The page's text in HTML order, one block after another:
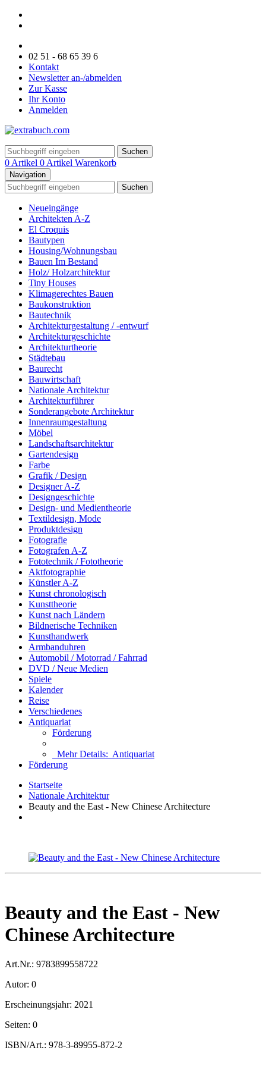
02 51 - 68 65 39 6
Kontakt
Newsletter an-/abmelden
Zur Kasse
Ihr Konto
Anmelden
Suchen
0 Artikel 0 Artikel Warenkorb
Navigation
Suchen
Neueingänge
Architekten A-Z
El Croquis
Bautypen
Housing/Wohnungsbau
Bauen Im Bestand
Holz/ Holzarchitektur
Tiny Houses
Klimagerechtes Bauen
Baukonstruktion
Bautechnik
Architekturgestaltung / -entwurf
Architekturgeschichte
Architekturtheorie
Städtebau
Baurecht
Bauwirtschaft
Nationale Architektur
Architekturführer
Sonderangebote Architektur
Innenraumgestaltung
Möbel
Landschaftsarchitektur
Gartendesign
Farbe
Grafik / Design
Designer A-Z
Designgeschichte
Design- und Medientheorie
Textildesign, Mode
Produktdesign
Fotografie
Fotografen A-Z
Fototechnik / Fototheorie
Aktfotographie
Künstler A-Z
Kunst chronologisch
Kunsttheorie
Kunst nach Ländern
Bildnerische Techniken
Kunsthandwerk
Armbanduhren
Automobil / Motorrad / Fahrrad
DVD / Neue Medien
Spiele
Kalender
Reise
Verschiedenes
Antiquariat
Förderung
Mehr Details: Antiquariat
Förderung
Startseite
Nationale Architektur
Beauty and the East - New Chinese Architecture
Beauty and the East - New
Chinese Architecture
Art.Nr.: 9783899558722
Autor: 0
Erscheinungsjahr: 2021
Seiten: 0
ISBN/Art.: 978-3-89955-872-2